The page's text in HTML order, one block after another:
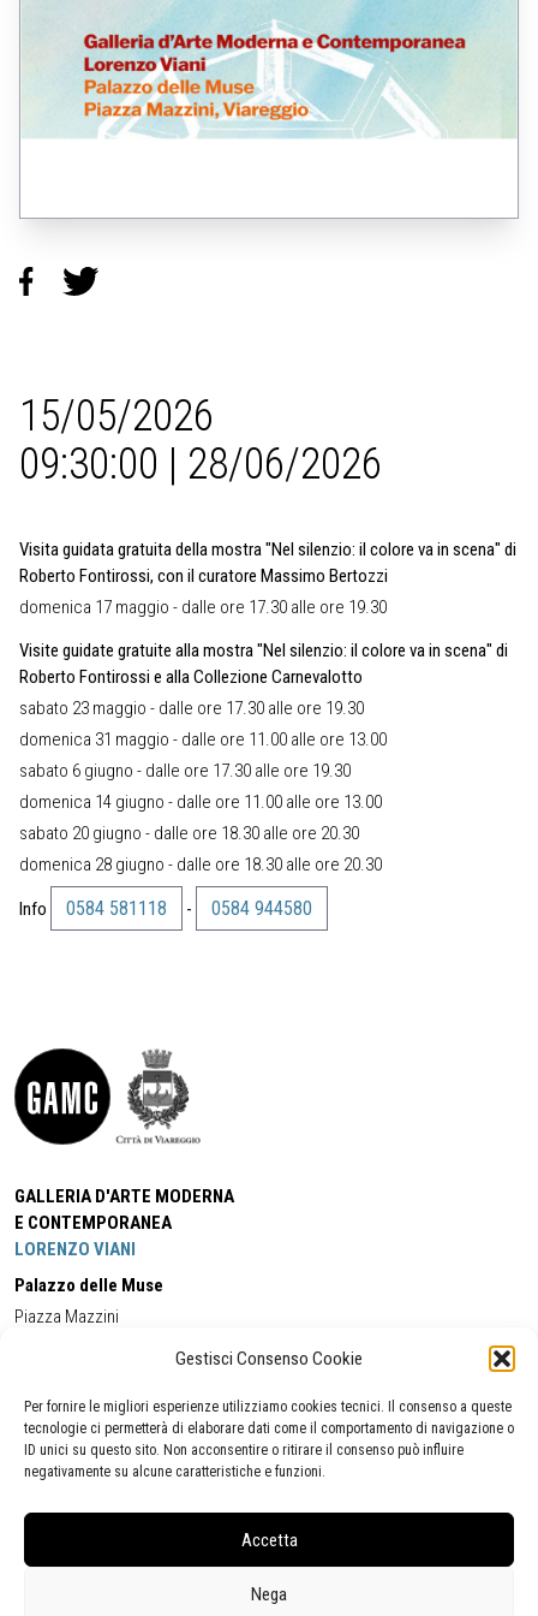
Gestisci Consenso Cookie
Per fornire le migliori esperienze utilizziamo cookies tecnici. Il consenso a queste
tecnologie ci permetterà di elaborare dati come il comportamento di navigazione o
ID unici su questo sito. Non acconsentire o ritirare il consenso può influire
negativamente su alcune caratteristiche e funzioni.
Accetta
Nega
15/05/2026
09:30:00 | 28/06/2026
Visita guidata gratuita della mostra "Nel silenzio: il colore va in scena" di
Roberto Fontirossi, con il curatore Massimo Bertozzi
domenica 17 maggio - dalle ore 17.30 alle ore 19.30
Visite guidate gratuite alla mostra "Nel silenzio: il colore va in scena" di
Roberto Fontirossi e alla Collezione Carnevalotto
sabato 23 maggio - dalle ore 17.30 alle ore 19.30
domenica 31 maggio - dalle ore 11.00 alle ore 13.00
sabato 6 giugno - dalle ore 17.30 alle ore 19.30
domenica 14 giugno - dalle ore 11.00 alle ore 13.00
sabato 20 giugno - dalle ore 18.30 alle ore 20.30
domenica 28 giugno - dalle ore 18.30 alle ore 20.30
Info 0584 581118 - 0584 944580
GALLERIA D'ARTE MODERNA
E CONTEMPORANEA
LORENZO VIANI
Palazzo delle Muse
Piazza Mazzini
Cell:+39 338 5714978 (orario apertura Galleria)
Tel:
+39 0584 944580
(orario 09.00/13.00)
Email:gamc@comune.viareggio.lu.it
Segnalazione di inaccessibilità